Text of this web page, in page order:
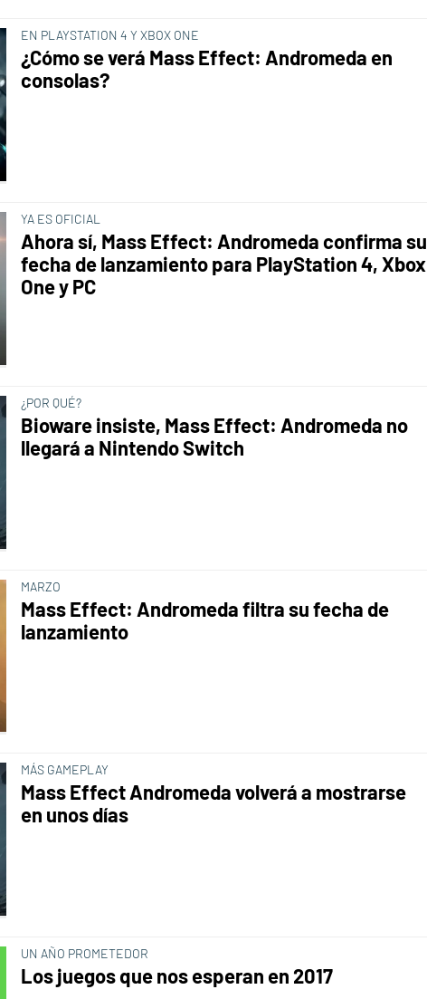
EN PLAYSTATION 4 Y XBOX ONE
¿Cómo se verá Mass Effect: Andromeda en
consolas?
YA ES OFICIAL
Ahora sí, Mass Effect: Andromeda confirma su
fecha de lanzamiento para PlayStation 4, Xbox
One y PC
¿POR QUÉ?
Bioware insiste, Mass Effect: Andromeda no
llegará a Nintendo Switch
MARZO
Mass Effect: Andromeda filtra su fecha de
lanzamiento
MÁS GAMEPLAY
Mass Effect Andromeda volverá a mostrarse
en unos días
UN AÑO PROMETEDOR
Los juegos que nos esperan en 2017